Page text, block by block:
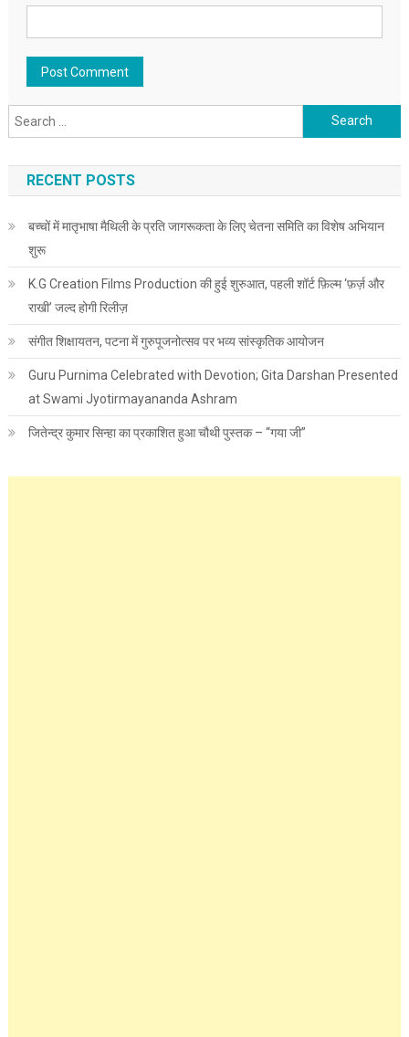
Search for:
RECENT POSTS
बच्चों में मातृभाषा मैथिली के प्रति जागरूकता के लिए चेतना समिति का विशेष अभियान
शुरू
K.G Creation Films Production की हुई शुरुआत, पहली शॉर्ट फ़िल्म ‘फ़र्ज़ और
राखी’ जल्द होगी रिलीज़
संगीत शिक्षायतन, पटना में गुरुपूजनोत्सव पर भव्य सांस्कृतिक आयोजन
Guru Purnima Celebrated with Devotion; Gita Darshan Presented
at Swami Jyotirmayananda Ashram
जितेन्द्र कुमार सिन्हा का प्रकाशित हुआ चौथी पुस्तक – “गया जी”